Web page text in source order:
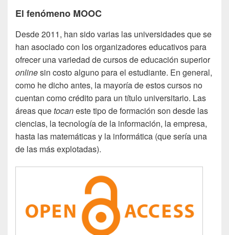
El fenómeno MOOC
Desde 2011, han sido varias las universidades que se
han asociado con los organizadores educativos para
ofrecer una variedad de cursos de educación superior
onlinesin costo alguno para el estudiante. En general,
como he dicho antes, la mayoría de estos cursos no
cuentan como crédito para un título universitario. Las
áreas quetocaneste tipo de formación son desde las
ciencias, la tecnología de la información, la empresa,
hasta las matemáticas y la informática (que sería una
de las más explotadas).